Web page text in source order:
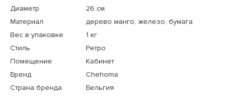
Диаметр
26 см
Материал
дерево манго, железо, бумага
Вес в упаковке
1 кг
Стиль
Ретро
Помещение
Кабинет
Бренд
Chehoma
Страна бренда
Бельгия